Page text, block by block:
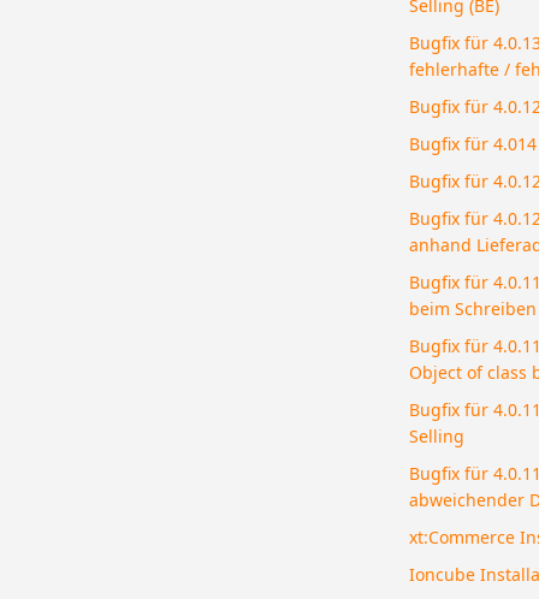
Selling (BE)
Bugfix für
fehlerhafte /
Bugfix für
Bugfix für
Bugfix für
Bugfix für
anhand
Bugfix für
beim
Bugfix für
Object of class
Bugfix für
Selling
Bugfix für
abweichender
xt:Commerce
Ioncube